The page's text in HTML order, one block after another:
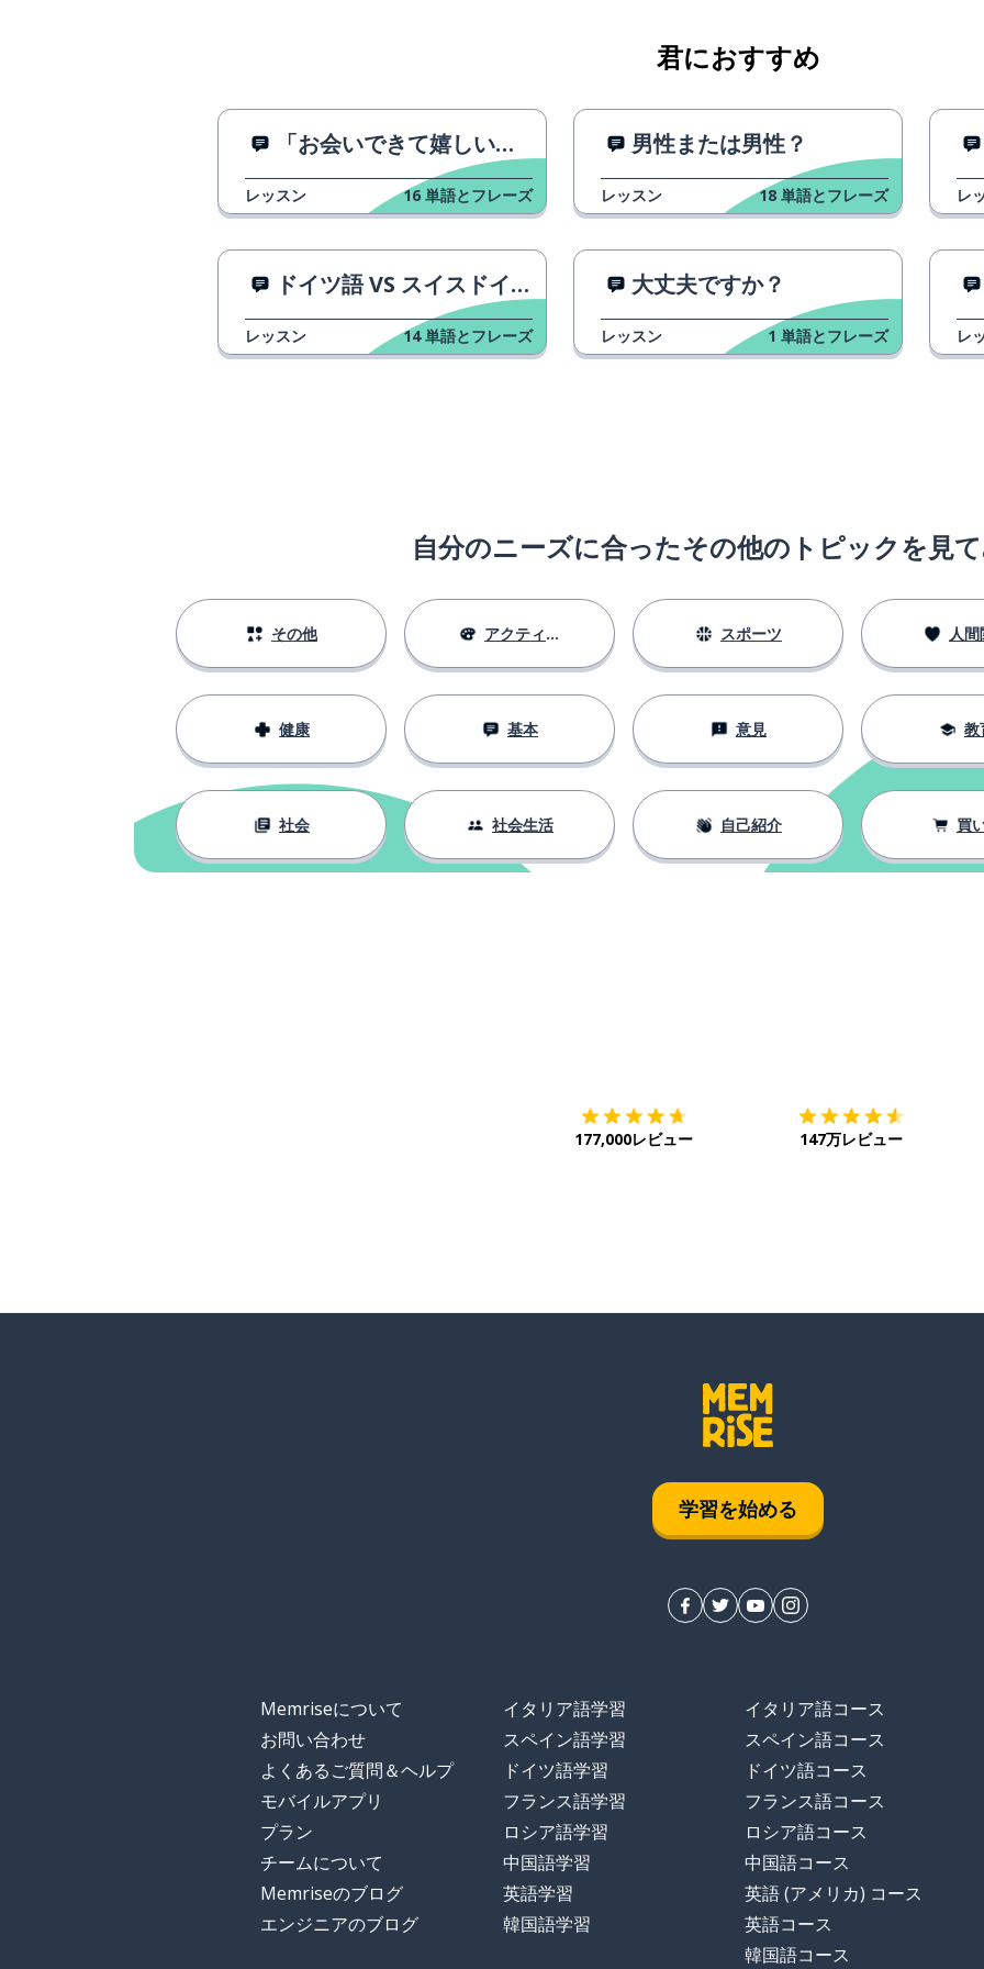
君におすすめ
「お会いできて嬉しい！」と言う3つの方法
レッスン 16 単語とフレーズ
男性または男性？
レッスン 18 単語とフレーズ レ
ドイツ語 VS スイスドイツ語
レッスン 14 単語とフレーズ
大丈夫ですか？
レッスン 1 単語とフレーズ レ
自分のニーズに合ったその他のトピックを見
その他 アクティビティ スポーツ 人
健康 基本 意見 教
社会 社会生活 自己紹介 買
177,000レビュー 147万レビュー
学習を始める
Memriseについて
お問い合わせ
よくあるご質問＆ヘルプ
モバイルアプリ
プラン
チームについて
Memriseのブログ
エンジニアのブログ
イタリア語学習
スペイン語学習
ドイツ語学習
フランス語学習
ロシア語学習
中国語学習
英語学習
韓国語学習
イタリア語コース
スペイン語コース
ドイツ語コース
フランス語コース
ロシア語コース
中国語コース
英語 (アメリカ) コース
英語コース
韓国語コース